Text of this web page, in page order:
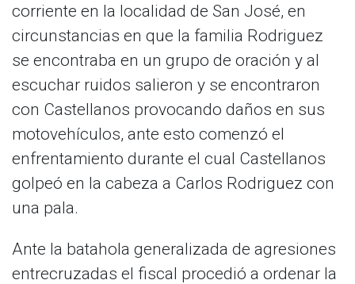
corriente en la localidad de San José, en
circunstancias en que la familia Rodriguez
se encontraba en un grupo de oración y al
escuchar ruidos salieron y se encontraron
con Castellanos provocando daños en sus
motovehículos, ante esto comenzó el
enfrentamiento durante el cual Castellanos
golpeó en la cabeza a Carlos Rodriguez con
una pala.
Ante la batahola generalizada de agresiones
entrecruzadas el fiscal procedió a ordenar la